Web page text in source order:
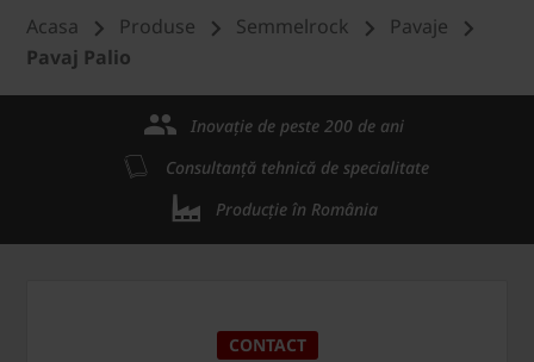
Acasa Produse Semmelrock
Pavaje
Pavaj Palio
Inovație de peste 200 de ani
Consultanță tehnică de specialitate
Producție în România
CONTACT